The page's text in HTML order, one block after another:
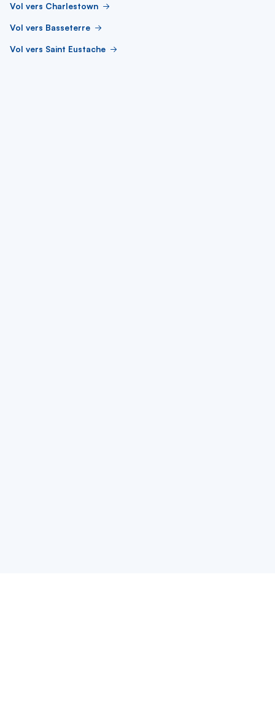
Vol vers Charlestown
Vol vers Basseterre
Vol vers Saint Eustache